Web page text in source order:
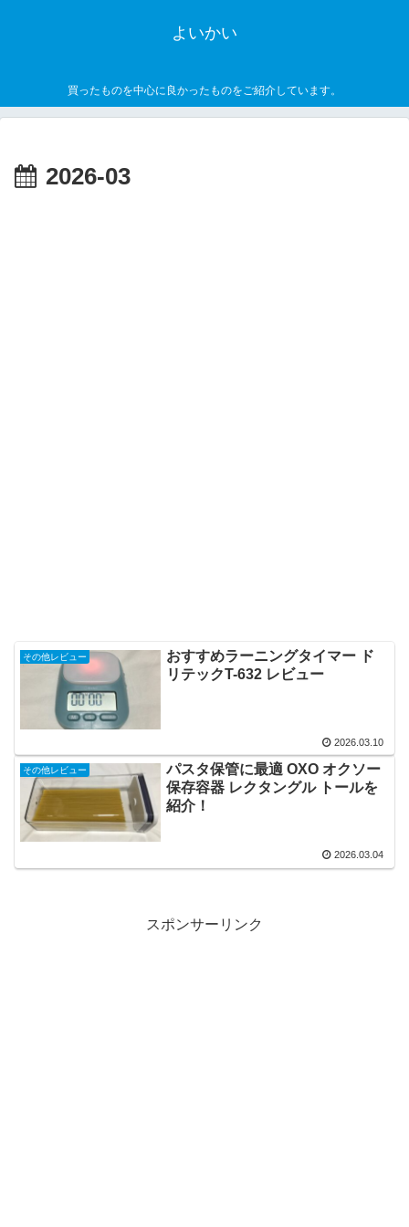
よいかい
買ったものを中心に良かったものをご紹介しています。
2026-03
その他レビュー
おすすめラーニングタイマー ド
リテックT-632 レビュー
2026.03.10
その他レビュー
パスタ保管に最適 OXO オクソー
保存容器 レクタングル トールを
紹介！
2026.03.04
スポンサーリンク